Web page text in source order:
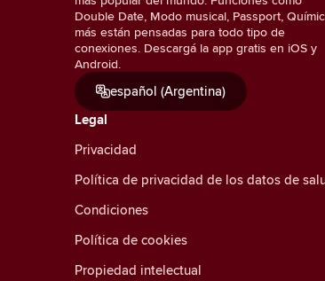
Double Date, Modo musical, Passport,
más están pensadas para todo tipo de
conexiones. Descargá la app gratis en iOS y
Android.
español (Argentina)
Legal
Privacidad
Política de privacidad de los datos de
Condiciones
Política de cookies
Propiedad intelectual